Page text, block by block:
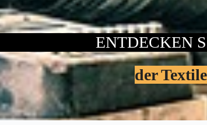
ENTDECKEN
der